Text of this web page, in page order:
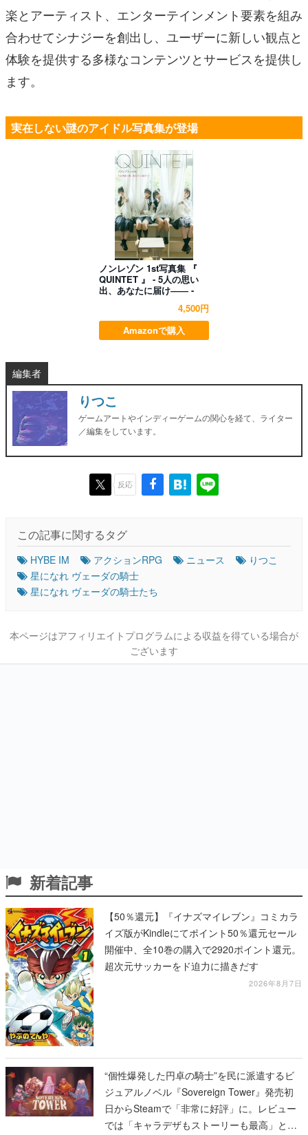
楽とアーティスト、エンターテインメント要素を組み
合わせてシナジーを創出し、ユーザーに新しい観点と
体験を提供する多様なコンテンツとサービスを提供し
ます。
実在しない謎のアイドル写真集が登場
ノンレゾン 1st写真集 『
QUINTET 』 - 5人の思い
出、あなたに届け―― -
4,500円
Amazonで購入
編集者
りつこ
ゲームアートやインディーゲームの関心を経て、ライター
／編集をしています。
反応
この記事に関するタグ
HYBE IM アクションRPG ニュース
りつこ
星になれ ヴェーダの騎士
星になれ ヴェーダの騎士たち
本ページはアフィリエイトプログラムによる収益を得ている場合が
ございます
新着記事
【50％還元】『イナズマイレブン』コミカラ
イズ版がKindleにてポイント50％還元セール
開催中、全10巻の購入で2920ポイント還元。
超次元サッカーをド迫力に描きだす
2026年8月7日
“個性爆発した円卓の騎士”を民に派遣するビ
ジュアルノベル『Sovereign Tower』発売初
日からSteamで「非常に好評」に。レビュー
では「キャラデザもストーリーも最高」と称